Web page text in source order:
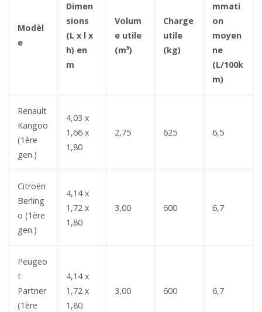
Modèl
e
Dimen
sions
(L x l x
h) en
m
Volum
e utile
(m³)
Charge
utile
(kg)
mmati
on
moyen
ne
(L/100k
m)
Renault
Kangoo
(1ère
gen.)
4,03 x
1,66 x
1,80
2,75 625 6,5
Citroën
Berling
o (1ère
gen.)
4,14 x
1,72 x
1,80
3,00 600 6,7
Peugeo
t
Partner
(1ère
4,14 x
1,72 x
1,80
3,00 600 6,7